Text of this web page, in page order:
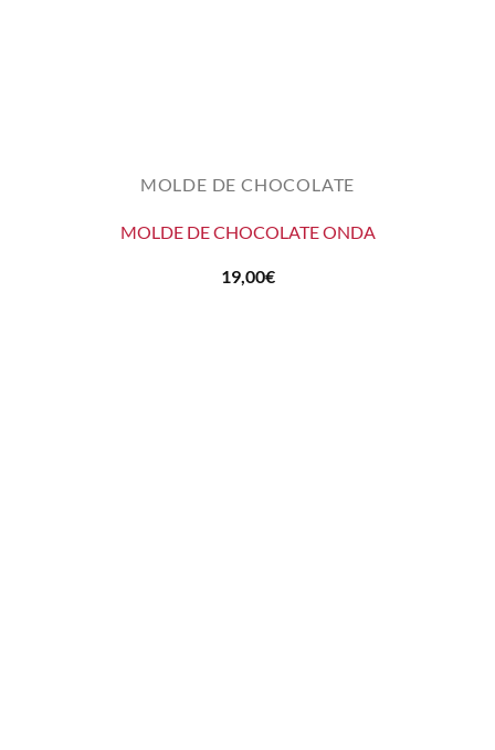
MOLDE DE CHOCOLATE
MOLDE DE CHOCOLATE ONDA
19,00€